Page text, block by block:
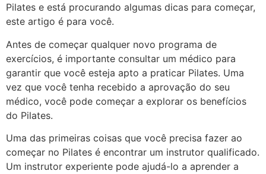
Pilates e está procurando algumas dicas para começar,
este artigo é para você.
Antes de começar qualquer novo programa de
exercícios, é importante consultar um médico para
garantir que você esteja apto a praticar Pilates. Uma
vez que você tenha recebido a aprovação do seu
médico, você pode começar a explorar os benefícios
do Pilates.
Uma das primeiras coisas que você precisa fazer ao
começar no Pilates é encontrar um instrutor qualificado.
Um instrutor experiente pode ajudá-lo a aprender a